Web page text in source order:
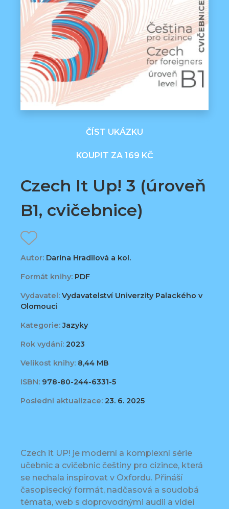
ČÍST UKÁZKU
KOUPIT ZA 169 KČ
Czech It Up! 3 (úroveň
B1, cvičebnice)
Autor: Darina Hradilová a kol.
Formát knihy: PDF
Vydavatel: Vydavatelství Univerzity Palackého v
Olomouci
Kategorie:Jazyky
Rok vydání: 2023
Velikost knihy: 8,44 MB
ISBN: 978-80-244-6331-5
Poslední aktualizace: 23. 6. 2025
Czech it UP! je moderní a komplexní série
učebnic a cvičebnic češtiny pro cizince, která
se nechala inspirovat v Oxfordu. Přináší
časopisecký formát, nadčasová a soudobá
témata, web s doprovodnými audii a videi